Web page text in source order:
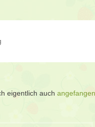
eigentlich auch angefangen